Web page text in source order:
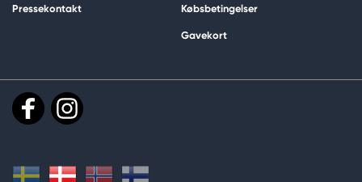
Pressekontakt Købsbetingelser
Gavekort